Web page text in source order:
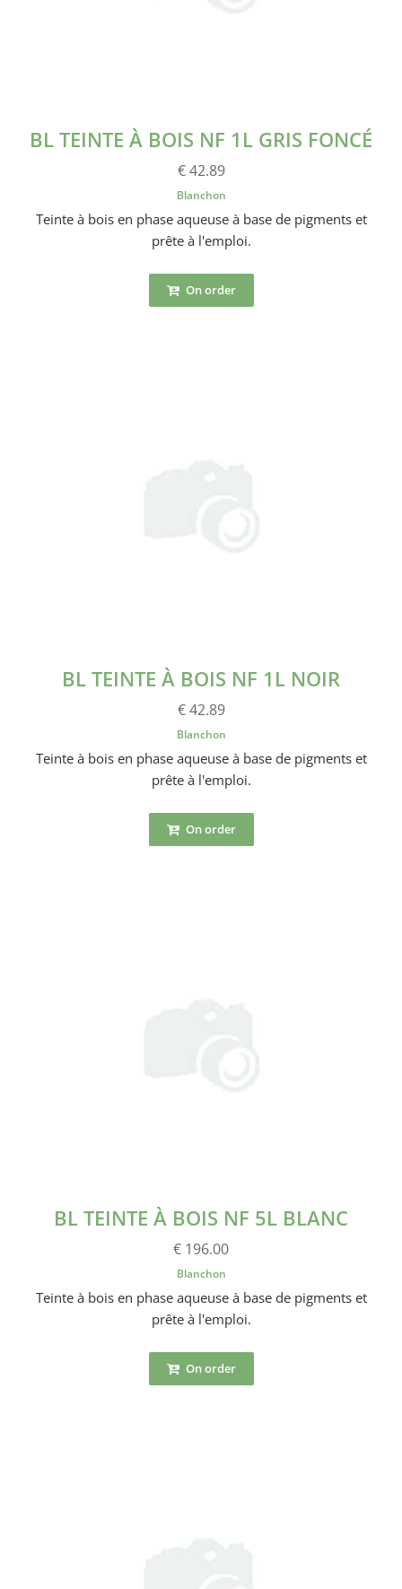
BL TEINTE À BOIS NF 1L GRIS FONCÉ
€ 42.89
Blanchon
Teinte à bois en phase aqueuse à base de pigments et
prête à l'emploi.
On order
BL TEINTE À BOIS NF 1L NOIR
€ 42.89
Blanchon
Teinte à bois en phase aqueuse à base de pigments et
prête à l'emploi.
On order
BL TEINTE À BOIS NF 5L BLANC
€ 196.00
Blanchon
Teinte à bois en phase aqueuse à base de pigments et
prête à l'emploi.
On order